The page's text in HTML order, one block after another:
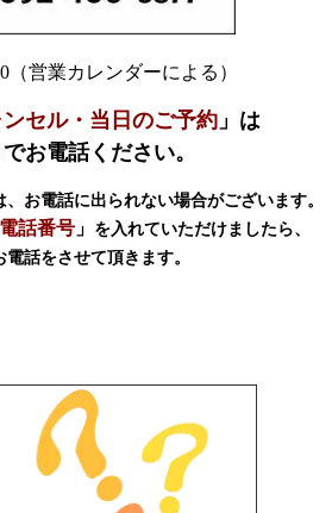
（営業カレンダーによる）
セル・当日のご予約 」は
お電話ください。
お電話に出られない場合がございます。
話番号 」 を入れていただけましたら、
電話をさせて頂きます。